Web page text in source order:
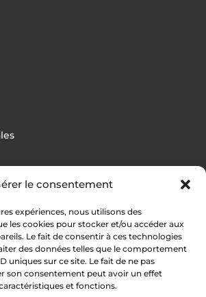
le consentement
expériences, nous utilisons des
les cookies pour stocker et/ou accéder aux
Le fait de consentir à ces technologies
des données telles que le comportement
uniques sur ce site. Le fait de ne pas
son consentement peut avoir un effet
et fonctions.